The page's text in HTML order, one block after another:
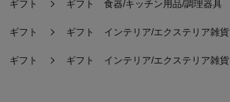
ギフト ギフト 食器/キッチン用品/調理器具
ギフト ギフト インテリア/エクステリア雑貨
ギフト ギフト インテリア/エクステリア雑貨